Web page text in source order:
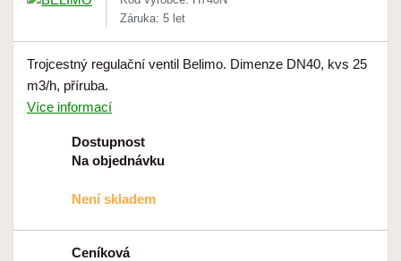
Záruka: 5 let
Trojcestný regulační ventil Belimo. Dimenze DN40, kvs 25
m3/h, příruba.
Více informací
Dostupnost
Na objednávku
Není skladem
Ceníková